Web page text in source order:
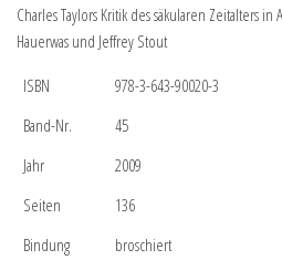
Charles Taylors Kritik des säkularen Zeitalters
Hauerwas und Jeffrey Stout
ISBN
978-3-643-90020-3
Band-Nr.
45
Jahr
2009
Seiten
136
Bindung
broschiert